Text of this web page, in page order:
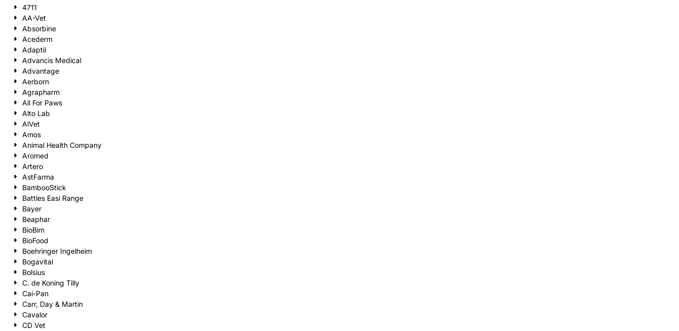
4711
AA-Vet
Absorbine
Acederm
Adaptil
Advancis Medical
Advantage
Aerborn
Agrapharm
All For Paws
Alto Lab
AlVet
Amos
Animal Health Company
Aromed
Artero
AstFarma
BambooStick
Battles Easi Range
Bayer
Beaphar
BioBim
BioFood
Boehringer Ingelheim
Bogavital
Bolsius
C. de Koning Tilly
Cai-Pan
Carr, Day & Martin
Cavalor
CD Vet